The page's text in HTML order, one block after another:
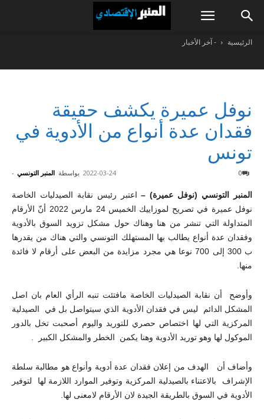
الرئيسية - آخر الأخبار
نوفل عميرة يكشف حقيقة
فقدان عدة أنواع من الأدوية في
تونس
بواسطة المنبر التونسي - 2022-03-24 0
المنبر التونسي (نوفل عميرة) –اعتبر رئيس نقابة الصيدليات الخاصة
نوفل عميرة في تصريح لموزاييك الخميس 24 مارس 2022 أنّ الأرقام
المتداولة التي تنشر من هنا وهناك حول مشكل تزويد السوق بالأدوية
وفقدان عدة أنواع يطالب بها المستهلك التونسي والتي هناك من يقدرها
ب 300 إلى 700 نوعا هي مجرد مزايدة من البعض على أرقام لا فائدة
منها.
وأوضح أن نقابة الصيدليات الخاصة مافتئت تنبه الرأي العام بان اصل
المشكل الدائم ليس في فقدان الأدوية الذي سيتواصل بل في الصيدلية
المركزية التي لها اختصاص حصري للتوريد واليوم أصحبت تخل بالدور
الموكول لها وهو توريد الأدوية وهنا يكمن الخطر والمشكل الكبير .
وأضاف أن الهدف من إعلان فقدان عدة أدوية وأنواع هو مطالبة سلطة
الإشراف بالاعتناء بالصيدلية المركزية وتوفير الموارد اللازمة لها لتوفير
الأدوية في السوق بالطريقة الجيدة لان الأرقام لامعنى لها.